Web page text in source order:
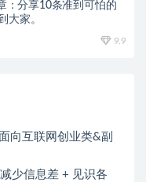
：分享10条准到可怕的
大家。
9.9
向互联网创业类&副
少信息差 + 见识各